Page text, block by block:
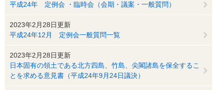
平成24年 定例会 ・臨時会（会期・議案・一般質問）
2023年2月28日更新
平成24年12月 定例会一般質問一覧
2023年2月28日更新
日本固有の領土である北方四島、竹島、尖閣諸島を保全するこ
とを求める意見書（平成24年9月24日議決）